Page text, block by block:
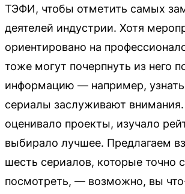
ТЭФИ, чтобы отметить самых
деятелей индустрии. Хотя
ориентировано на
тоже могут почерпнуть из него
информацию — например,
сериалы заслуживают
оценивало проекты, изучало
выбирало лучшее. Предлагаем
шесть сериалов, которые точно
посмотреть, — возможно, вы